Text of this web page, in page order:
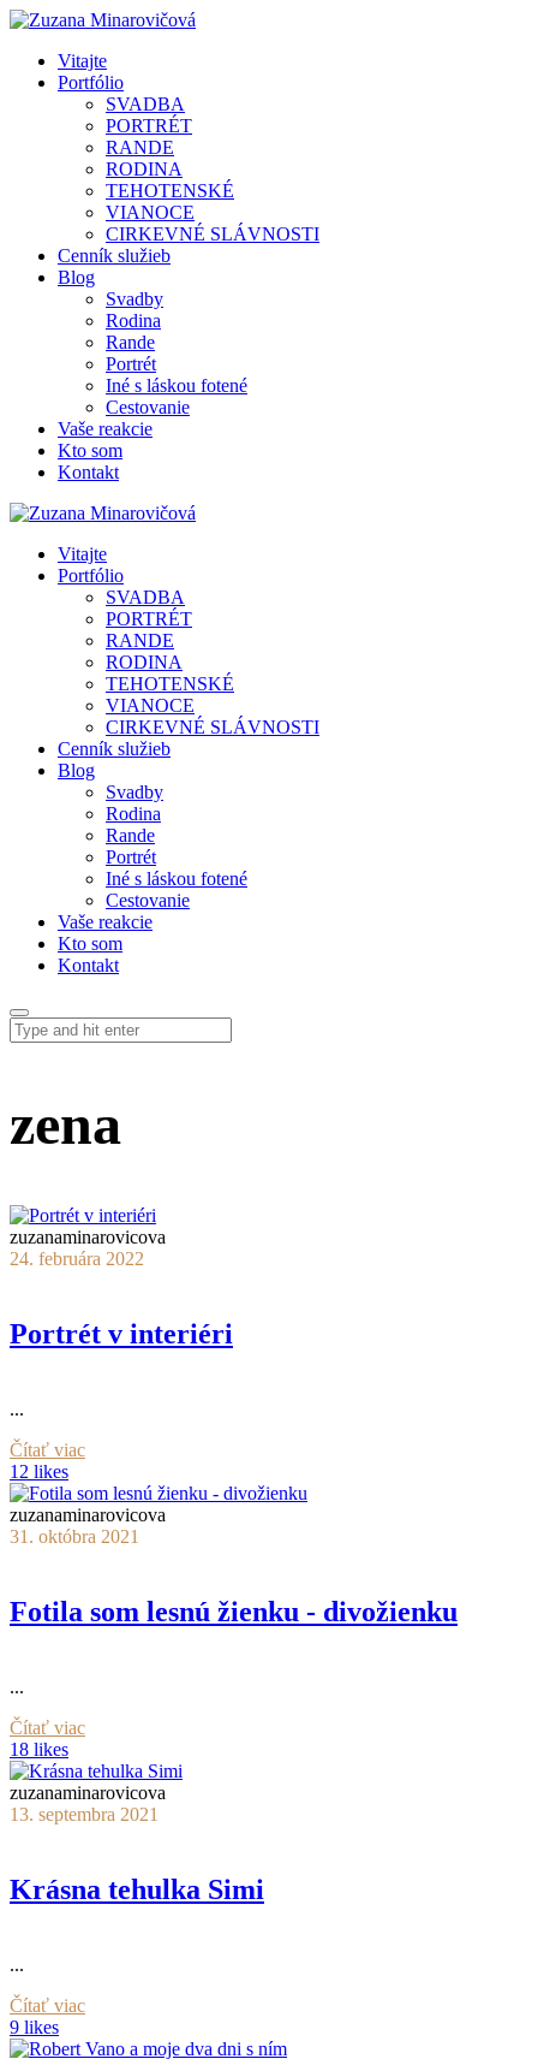
Vitajte
Portfólio
SVADBA
PORTRÉT
RANDE
RODINA
TEHOTENSKÉ
VIANOCE
CIRKEVNÉ SLÁVNOSTI
Cenník služieb
Blog
Svadby
Rodina
Rande
Portrét
Iné s láskou fotené
Cestovanie
Vaše reakcie
Kto som
Kontakt
Vitajte
Portfólio
SVADBA
PORTRÉT
RANDE
RODINA
TEHOTENSKÉ
VIANOCE
CIRKEVNÉ SLÁVNOSTI
Cenník služieb
Blog
Svadby
Rodina
Rande
Portrét
Iné s láskou fotené
Cestovanie
Vaše reakcie
Kto som
Kontakt
zena
zuzanaminarovicova
24. februára 2022
Portrét v interiéri
...
Čítať viac
12 likes
zuzanaminarovicova
31. októbra 2021
Fotila som lesnú žienku - divožienku
...
Čítať viac
18 likes
zuzanaminarovicova
13. septembra 2021
Krásna tehulka Simi
...
Čítať viac
9 likes